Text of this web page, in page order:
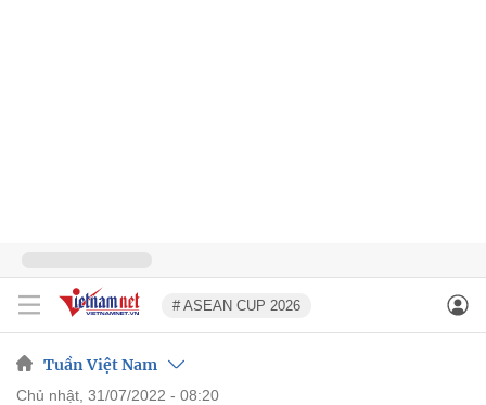
# ASEAN CUP 2026
Tuần Việt Nam
chủ nhật, 31/07/2022 - 08:20